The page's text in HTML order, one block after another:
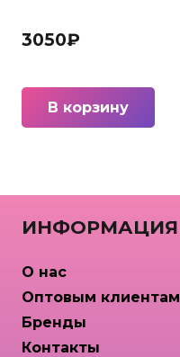
3050₽
В корзину
ИНФОРМАЦИЯ
О нас
Оптовым клиентам
Бренды
Контакты